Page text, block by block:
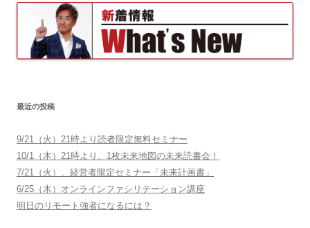
最近の投稿
9/21（火）21時より読者限定無料セミナー
10/1（木）21時より、1枚未来地図の未来読書会！
7/21（火）、経営者限定セミナー「未来計画書」
6/25（木）オンラインファシリテーション講座
明日のリモート強者になるには？